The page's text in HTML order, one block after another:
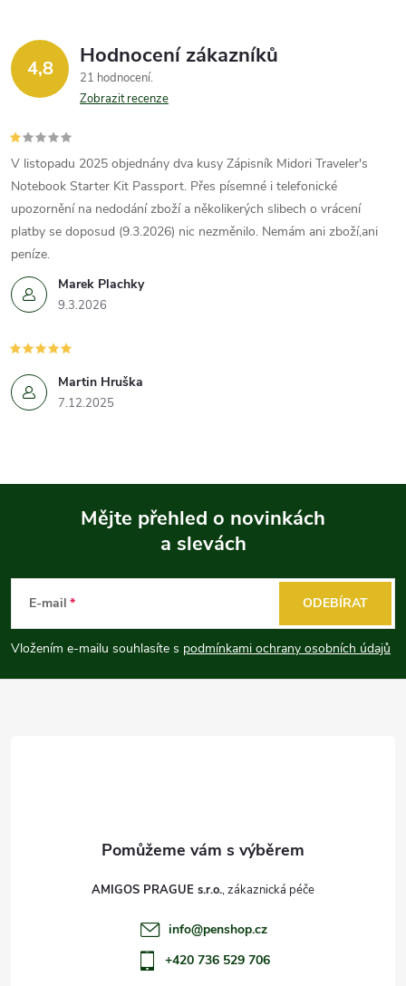
4,8 Hodnocení zákazníků
21 hodnocení
Zobrazit recenze
Marek Plachky
9.3.2026
V listopadu 2025 objednány dva kusy Zápisník Midori Traveler's
Notebook Starter Kit Passport. Přes písemné i telefonické
upozornění na nedodání zboží a několikerých slibech o vrácení
platby se doposud (9.3.2026) nic nezměnilo. Nemám ani zboží,ani
peníze.
Martin Hruška
7.12.2025
p
a
Mějte přehled o novinkách
a slevách
E-mail
Vložením e-mailu souhlasíte s podmínkami ochrany osobních údajů
ODEBÍRAT
AMIGOS PRAGUE s.r.o.
info@penshop.cz
+420 736 529 706